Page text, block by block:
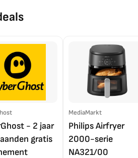
- 2 jaar
gratis
MediaMarkt
Philips Airfryer
2000-serie
NA321/00